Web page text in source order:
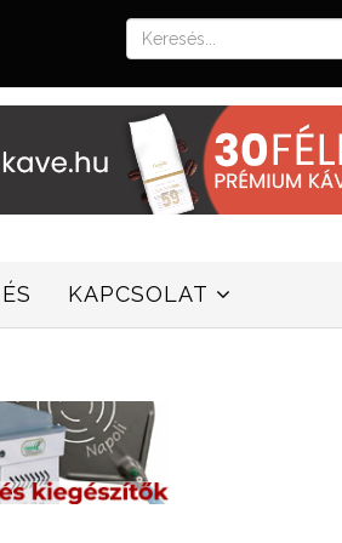
KAPCSOLAT